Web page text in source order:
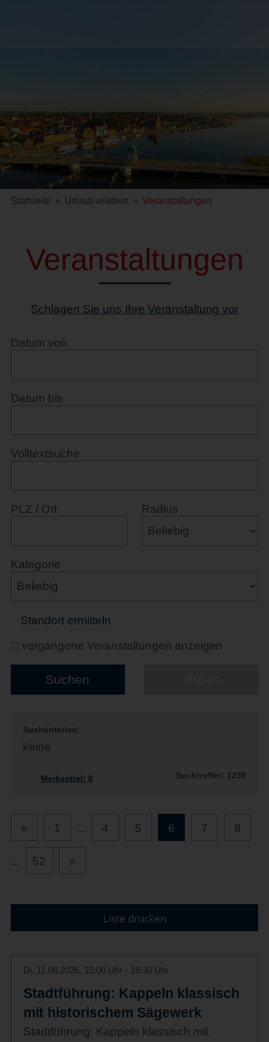
Startseite » Urlaub erleben » Veranstaltungen
Veranstaltungen
Schlagen Sie uns Ihre Veranstaltung vor
Datum von
Datum bis
Volltextsuche
PLZ / Ort Radius
Kategorie
Standort ermitteln
vergangene Veranstaltungen anzeigen
Suchkriterien:
keine
Merkzettel: 0 Suchtreffer: 1239
« 1 ... 4 5 6 7 8
... 52 »
Liste drucken
Di. 11.08.2026, 15:00 Uhr - 16:30 Uhr
Stadtführung: Kappeln klassisch
mit historischem Sägewerk
Stadtführung: Kappeln klassisch mit